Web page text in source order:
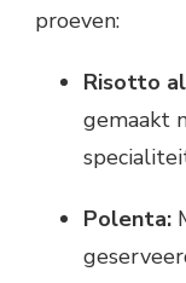
proeven:
Risotto
gemaakt
Polenta: